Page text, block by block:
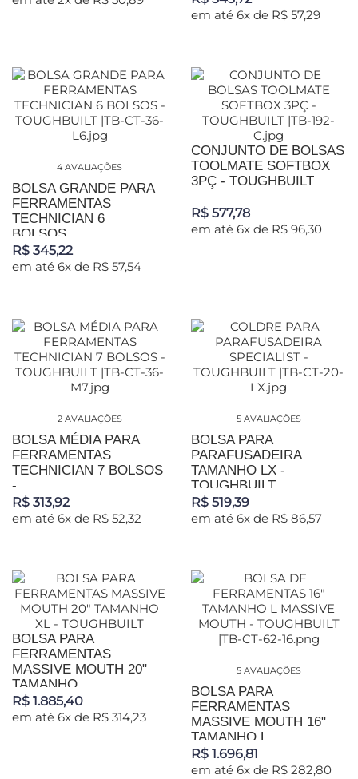
em até 6x de R$ 57,29
4 AVALIAÇÕES
BOLSA GRANDE PARA
FERRAMENTAS
TECHNICIAN 6
BOLSOS...
R$ 345,22
em até 6x de R$ 57,54
CONJUNTO DE BOLSAS
TOOLMATE SOFTBOX
3PÇ - TOUGHBUILT
R$ 577,78
em até 6x de R$ 96,30
2 AVALIAÇÕES
BOLSA MÉDIA PARA
FERRAMENTAS
TECHNICIAN 7 BOLSOS
-...
R$ 313,92
em até 6x de R$ 52,32
5 AVALIAÇÕES
BOLSA PARA
PARAFUSADEIRA
TAMANHO LX -
TOUGHBUILT
R$ 519,39
em até 6x de R$ 86,57
BOLSA PARA
FERRAMENTAS
MASSIVE MOUTH 20"
TAMANHO...
R$ 1.885,40
em até 6x de R$ 314,23
5 AVALIAÇÕES
BOLSA PARA
FERRAMENTAS
MASSIVE MOUTH 16"
TAMANHO L...
R$ 1.696,81
em até 6x de R$ 282,80